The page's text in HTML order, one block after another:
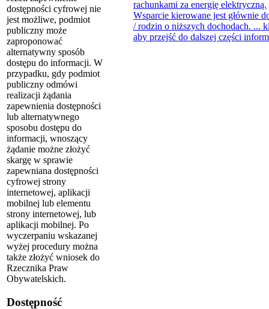
dostępności cyfrowej nie
jest możliwe, podmiot
publiczny może
zaproponować
alternatywny sposób
dostępu do informacji. W
przypadku, gdy podmiot
publiczny odmówi
realizacji żądania
zapewnienia dostępności
lub alternatywnego
sposobu dostępu do
informacji, wnoszący
żądanie możne złożyć
skargę w sprawie
zapewniana dostępności
cyfrowej strony
internetowej, aplikacji
mobilnej lub elementu
strony internetowej, lub
aplikacji mobilnej. Po
wyczerpaniu wskazanej
wyżej procedury można
także złożyć wniosek do
Rzecznika Praw
Obywatelskich.
Dostępność
rachunkami za energię elektryczną.
Wsparcie kierowane jest głównie
/ rodzin o niższych dochodach. ...
aby przejść do dalszej części